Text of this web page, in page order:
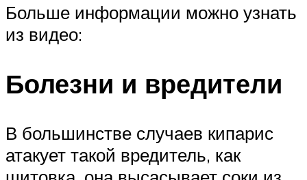
Больше информации можно узнать
из видео:
Болезни и вредители
В большинстве случаев кипарис
атакует такой вредитель, как